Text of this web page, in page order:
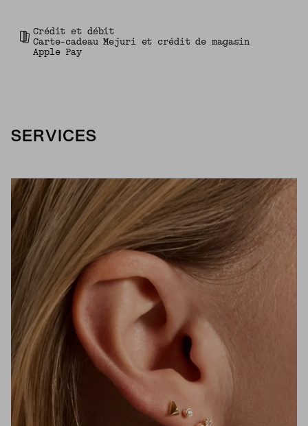
Crédit et débit
Carte-cadeau Mejuri et crédit de magasin
Apple Pay
SERVICES